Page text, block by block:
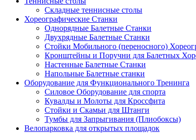
Складные теннисные столы
Хореографические Станки
Однорядные Балетные Станки
Двухрядные Балетные Станки
Стойки Мобильного (переносного)
Кронштейны и Поручни для Балетных
Настенные Балетные Станки
Напольные Балетные станки
Оборудование для Функционального Тренинга
Силовое Оборудование для спорта
Кувалды и Молоты для Кроссфита
Стойки и Скамьи для Штанги
Тумбы для Запрыгивания (Плиобоксы)
Велопарковка для открытых площадок